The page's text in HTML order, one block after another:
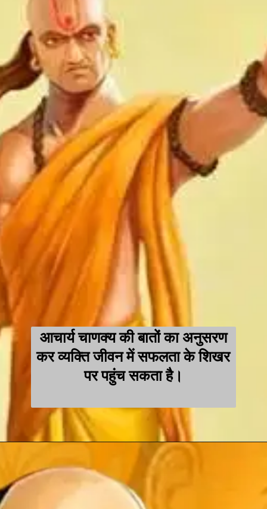
आचार्य चाणक्य की बातों का अनुसरण
कर व्यक्ति जीवन में सफलता के शिखर
पर पहुंच सकता है।